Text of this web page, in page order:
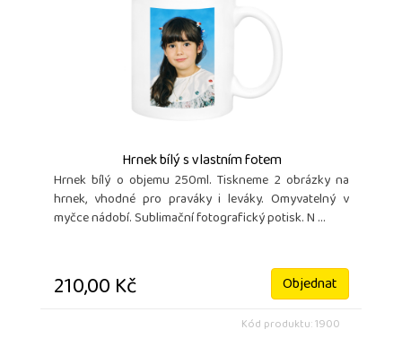
Hrnek bílý s vlastním fotem
Hrnek bílý o objemu 250ml. Tiskneme 2 obrázky na
hrnek, vhodné pro praváky i leváky. Omyvatelný v
myčce nádobí. Sublimační fotografický potisk. N ...
210,00 Kč Objednat
Kód produktu: 1900